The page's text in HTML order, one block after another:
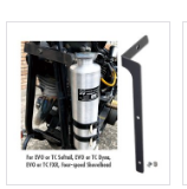
ル ブラック